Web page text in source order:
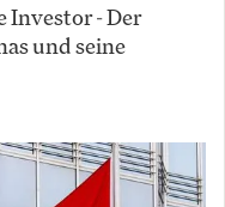
Investor - Der
und seine